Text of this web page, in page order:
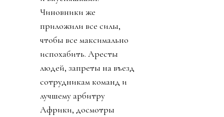
Чиновники же
приложили все силы,
чтобы все максимально
испохабить. Аресты
людей, запреты на въезд
сотрудникам команд и
лучшему арбитру
Африки, досмотры